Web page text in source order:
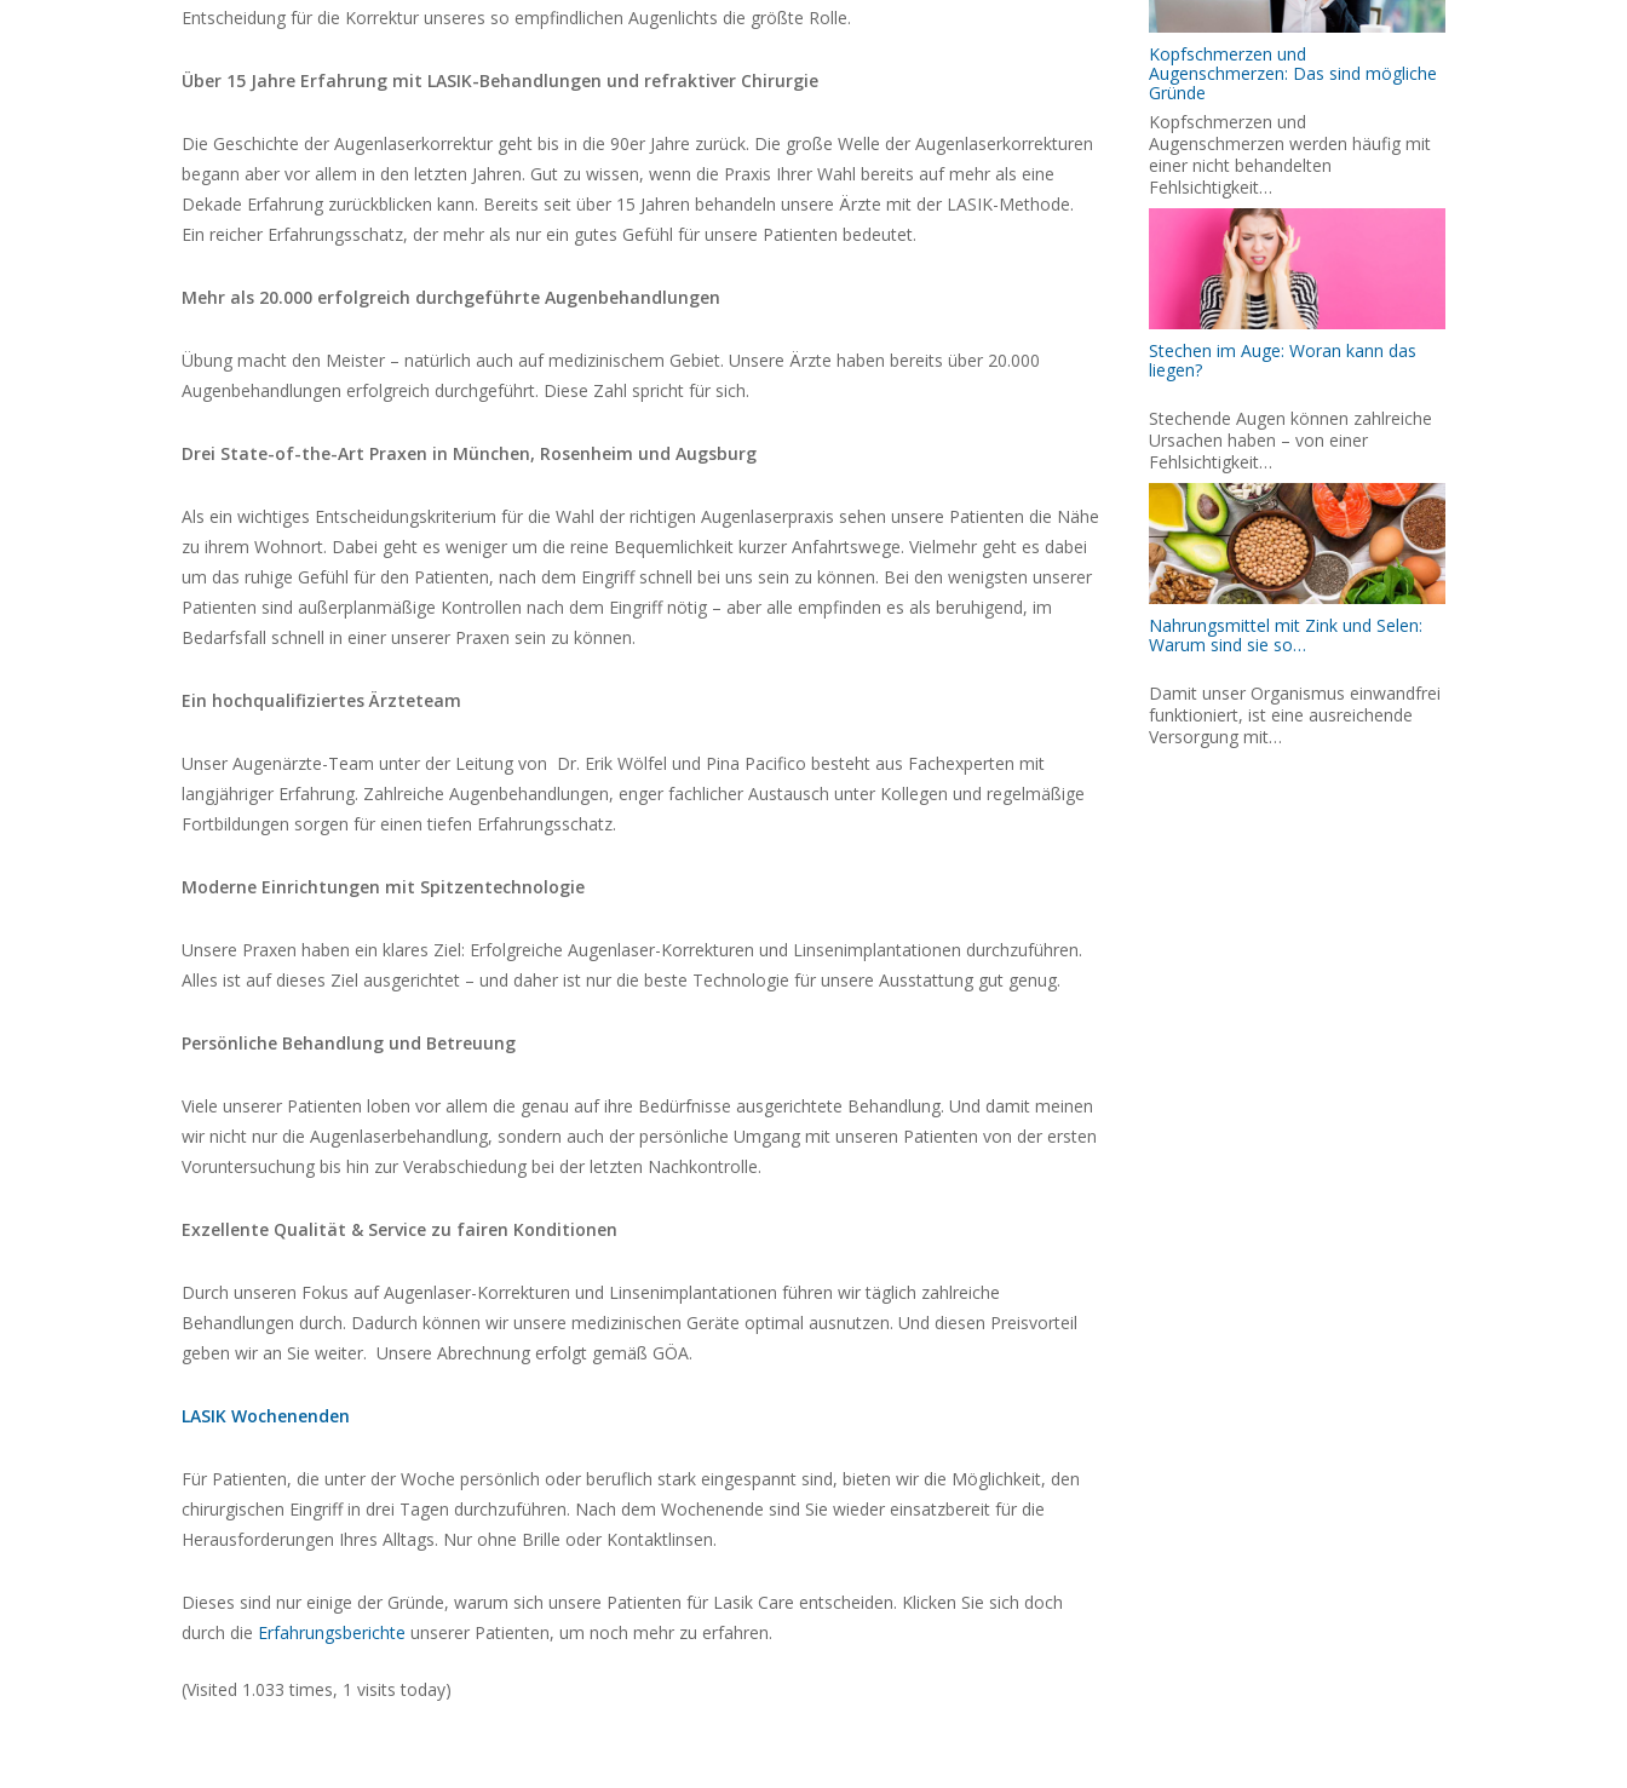
Entscheidung für die Korrektur unseres so empfindlichen Augenlichts die größte Rolle.
Über 15 Jahre Erfahrung mit LASIK-Behandlungen und refraktiver Chirurgie
Die Geschichte der Augenlaserkorrektur geht bis in die 90er Jahre zurück. Die große Welle der Augenlaserkorrekturen
begann aber vor allem in den letzten Jahren. Gut zu wissen, wenn die Praxis Ihrer Wahl bereits auf mehr als eine
Dekade Erfahrung zurückblicken kann. Bereits seit über 15 Jahren behandeln unsere Ärzte mit der LASIK-Methode.
Ein reicher Erfahrungsschatz, der mehr als nur ein gutes Gefühl für unsere Patienten bedeutet.
Mehr als 20.000 erfolgreich durchgeführte Augenbehandlungen
Übung macht den Meister – natürlich auch auf medizinischem Gebiet. Unsere Ärzte haben bereits über 20.000
Augenbehandlungen erfolgreich durchgeführt. Diese Zahl spricht für sich.
Drei State-of-the-Art Praxen in München, Rosenheim und Augsburg
Als ein wichtiges Entscheidungskriterium für die Wahl der richtigen Augenlaserpraxis sehen unsere Patienten die Nähe
zu ihrem Wohnort. Dabei geht es weniger um die reine Bequemlichkeit kurzer Anfahrtswege. Vielmehr geht es dabei
um das ruhige Gefühl für den Patienten, nach dem Eingriff schnell bei uns sein zu können. Bei den wenigsten unserer
Patienten sind außerplanmäßige Kontrollen nach dem Eingriff nötig – aber alle empfinden es als beruhigend, im
Bedarfsfall schnell in einer unserer Praxen sein zu können.
Ein hochqualifiziertes Ärzteteam
Unser Augenärzte-Team unter der Leitung von Dr. Erik Wölfel und Pina Pacifico besteht aus Fachexperten mit
langjähriger Erfahrung. Zahlreiche Augenbehandlungen, enger fachlicher Austausch unter Kollegen und regelmäßige
Fortbildungen sorgen für einen tiefen Erfahrungsschatz.
Moderne Einrichtungen mit Spitzentechnologie
Unsere Praxen haben ein klares Ziel: Erfolgreiche Augenlaser-Korrekturen und Linsenimplantationen durchzuführen.
Alles ist auf dieses Ziel ausgerichtet – und daher ist nur die beste Technologie für unsere Ausstattung gut genug.
Persönliche Behandlung und Betreuung
Viele unserer Patienten loben vor allem die genau auf ihre Bedürfnisse ausgerichtete Behandlung. Und damit meinen
wir nicht nur die Augenlaserbehandlung, sondern auch der persönliche Umgang mit unseren Patienten von der ersten
Voruntersuchung bis hin zur Verabschiedung bei der letzten Nachkontrolle.
Exzellente Qualität & Service zu fairen Konditionen
Durch unseren Fokus auf Augenlaser-Korrekturen und Linsenimplantationen führen wir täglich zahlreiche
Behandlungen durch. Dadurch können wir unsere medizinischen Geräte optimal ausnutzen. Und diesen Preisvorteil
geben wir an Sie weiter. Unsere Abrechnung erfolgt gemäß GÖA.
LASIK Wochenenden
Für Patienten, die unter der Woche persönlich oder beruflich stark eingespannt sind, bieten wir die Möglichkeit, den
chirurgischen Eingriff in drei Tagen durchzuführen. Nach dem Wochenende sind Sie wieder einsatzbereit für die
Herausforderungen Ihres Alltags. Nur ohne Brille oder Kontaktlinsen.
Dieses sind nur einige der Gründe, warum sich unsere Patienten für Lasik Care entscheiden. Klicken Sie sich doch
durch die Erfahrungsberichte unserer Patienten, um noch mehr zu erfahren.
(Visited 1.033 times, 1 visits today)
Kopfschmerzen und
Augenschmerzen: Das sind mögliche
Gründe
Kopfschmerzen und
Augenschmerzen werden häufig mit
einer nicht behandelten
Fehlsichtigkeit…
Stechen im Auge: Woran kann das
liegen?
Stechende Augen können zahlreiche
Ursachen haben – von einer
Fehlsichtigkeit…
Nahrungsmittel mit Zink und Selen:
Warum sind sie so…
Damit unser Organismus einwandfrei
funktioniert, ist eine ausreichende
Versorgung mit…